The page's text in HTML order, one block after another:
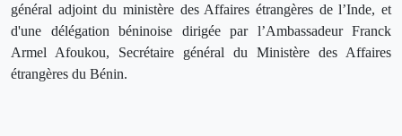
général adjoint du ministère des Affaires étrangères de l’Inde, et
d'une délégation béninoise dirigée par l’Ambassadeur Franck
Armel Afoukou, Secrétaire général du Ministère des Affaires
étrangères du Bénin.